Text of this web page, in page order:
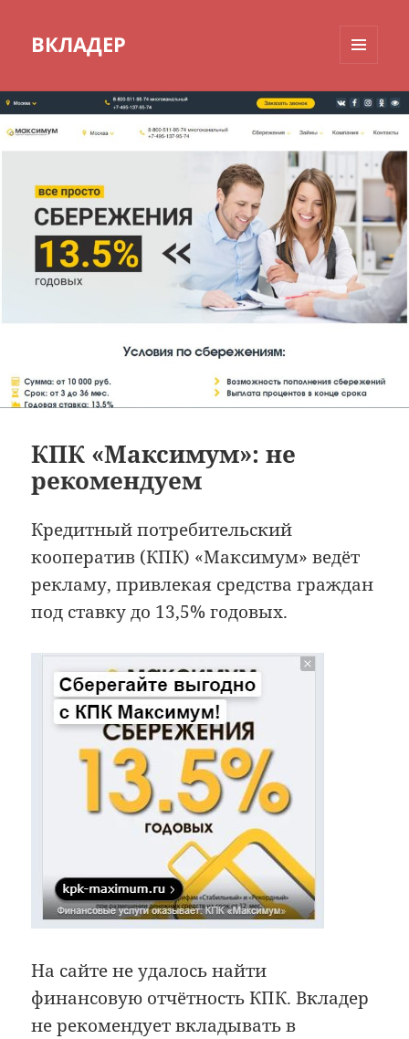
ВКЛАДЕР
ВИДЖЕТЫ
КПК «Максимум»: не
рекомендуем
Кредитный потребительский
кооператив (КПК) «Максимум» ведёт
рекламу, привлекая средства граждан
под ставку до 13,5% годовых.
На сайте не удалось найти
финансовую отчётность КПК. Вкладер
не рекомендует вкладывать в